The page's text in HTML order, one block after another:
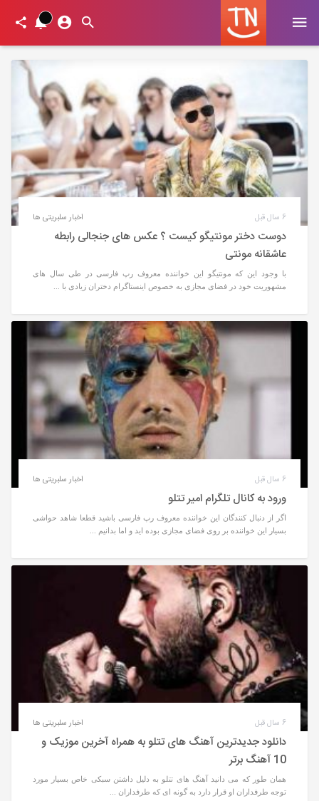
اخبار سلبریتی ها 6 سال قبل
دوست دختر مونتیگو کیست ؟ عکس های جنجالی رابطه
عاشقانه مونتی
با وجود این که مونتیگو این خواننده معروف رپ فارسی در طی سال های
مشهوریت خود در فضای مجازی به خصوص اینستاگرام دختران زیادی با ...
اخبار سلبریتی ها 6 سال قبل
ورود به کانال تلگرام امیر تتلو
اگر از دنبال کنندگان این خواننده معروف رپ فارسی باشید قطعا شاهد حواشی
بسیار این خواننده بر روی فضای مجازی بوده اید و اما بدانیم ...
اخبار سلبریتی ها 6 سال قبل
دانلود جدیدترین آهنگ های تتلو به همراه آخرین موزیک و
10 آهنگ برتر
همان طور که می دانید آهنگ های تتلو به دلیل داشتن سبکی خاص بسیار مورد
توجه طرفداران او قرار دارد به گونه ای که طرفداران ...